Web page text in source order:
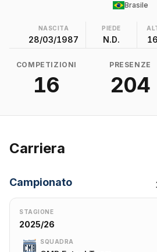
Brasile
NASCITA
28/03/1987
PIEDE
N.D.
COMPETIZIONI
16
PRESENZE
204
Carriera
Campionato
STAGIONE
2025/26
SQUADRA